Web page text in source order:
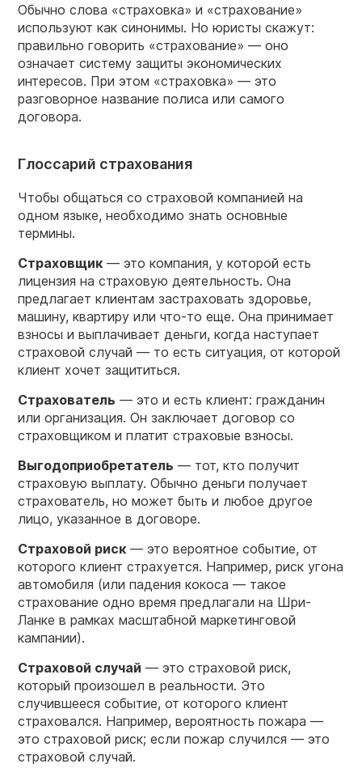
Обычно слова «страховка» и «страхование»
используют как синонимы. Но юристы скажут:
правильно говорить «страхование» — оно
означает систему защиты экономических
интересов. При этом «страховка» — это
разговорное название полиса или самого
договора.
Глоссарий страхования
Чтобы общаться со страховой компанией на
одном языке, необходимо знать основные
термины.
Страховщик — это компания, у которой есть
лицензия на страховую деятельность. Она
предлагает клиентам застраховать здоровье,
машину, квартиру или что-то еще. Она принимает
взносы и выплачивает деньги, когда наступает
страховой случай — то есть ситуация, от которой
клиент хочет защититься.
Страхователь — это и есть клиент: гражданин
или организация. Он заключает договор со
страховщиком и платит страховые взносы.
Выгодоприобретатель — тот, кто получит
страховую выплату. Обычно деньги получает
страхователь, но может быть и любое другое
лицо, указанное в договоре.
Страховой риск — это вероятное событие, от
которого клиент страхуется. Например, риск угона
автомобиля (или падения кокоса — такое
страхование одно время предлагали на Шри-
Ланке в рамках масштабной маркетинговой
кампании).
Страховой случай — это страховой риск,
который произошел в реальности. Это
случившееся событие, от которого клиент
страховался. Например, вероятность пожара —
это страховой риск; если пожар случился — это
страховой случай.